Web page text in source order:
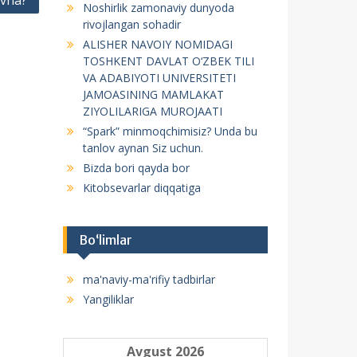
Noshirlik zamonaviy dunyoda
rivojlangan sohadir
ALISHER NAVOIY NOMIDAGI
TOSHKENT DAVLAT O‘ZBEK TILI
VA ADABIYOTI UNIVERSITETI
JAMOASINING MAMLAKAT
ZIYOLILARIGA MUROJAATI
“Spark” minmoqchimisiz? Unda bu
tanlov aynan Siz uchun.
Bizda bori qayda bor
Kitobsevarlar diqqatiga
Bo‘limlar
ma'naviy-ma'rifiy tadbirlar
Yangiliklar
Avgust 2026